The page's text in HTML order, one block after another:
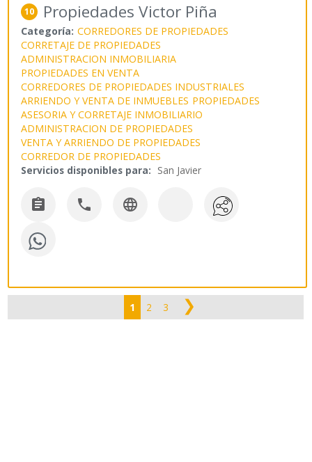
10 Propiedades Victor Piña
Categoría: CORREDORES DE PROPIEDADES
CORRETAJE DE PROPIEDADES
ADMINISTRACION INMOBILIARIA
PROPIEDADES EN VENTA
CORREDORES DE PROPIEDADES INDUSTRIALES
ARRIENDO Y VENTA DE INMUEBLES PROPIEDADES
ASESORIA Y CORRETAJE INMOBILIARIO
ADMINISTRACION DE PROPIEDADES
VENTA Y ARRIENDO DE PROPIEDADES
CORREDOR DE PROPIEDADES
Servicios disponibles para: San Javier
  
1 2 3 ❯